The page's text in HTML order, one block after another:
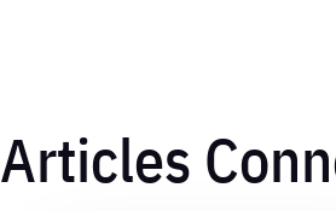
Articles